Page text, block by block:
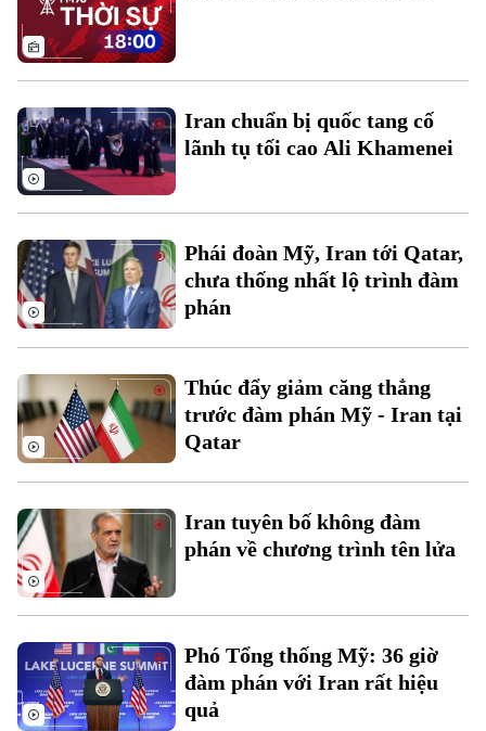
Chuyên mục
Thời sự
Hà Nội
Chính trị
Xã hội
An ninh trật tự
Hà Nội
Người Hà Nội
Khoảnh khắc Hà Nội
Ẩm thực
Thế giới
Tin tức
Hồ sơ
Người Việt 4 phương
Kinh tế
Cafe sáng
Tài chính Ngân hàng
Doanh nghiệp
Tin tức
Đầu tư
Căn hộ
Đất đai
Tàu và Xe
Ô tô
Tàu
Xe máy
Giáo dục
Tin tức
Tuyển sinh
Văn hóa
Iran chuẩn bị quốc tang cố
lãnh tụ tối cao Ali Khamenei
Phái đoàn Mỹ, Iran tới Qatar,
chưa thống nhất lộ trình đàm
phán
Thúc đẩy giảm căng thẳng
trước đàm phán Mỹ - Iran tại
Qatar
Iran tuyên bố không đàm
phán về chương trình tên lửa
Phó Tổng thống Mỹ: 36 giờ
đàm phán với Iran rất hiệu
quả